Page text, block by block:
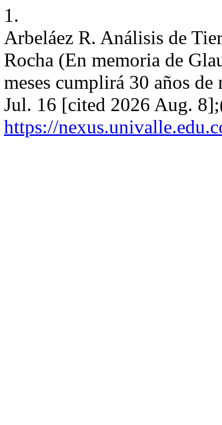
1.
Arbeláez R. Análisis de
Rocha (En memoria de
meses cumplirá 30 años
Jul. 16 [cited 2026 Aug.
https://